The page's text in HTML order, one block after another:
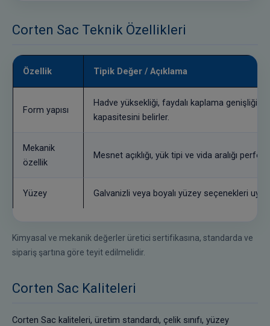
Corten Sac Teknik Özellikleri
Özellik Tipik Değer / Açıklama
Form yapısı
Hadve yüksekliği, faydalı kaplama genişliği ve
kapasitesini belirler.
Mekanik
özellik
Mesnet açıklığı, yük tipi ve vida aralığı
Yüzey Galvanizli veya boyalı yüzey seçenekleri
Kimyasal ve mekanik değerler üretici sertifikasına, standarda ve
sipariş şartına göre teyit edilmelidir.
Corten Sac Kaliteleri
Corten Sac kaliteleri, üretim standardı, çelik sınıfı, yüzey